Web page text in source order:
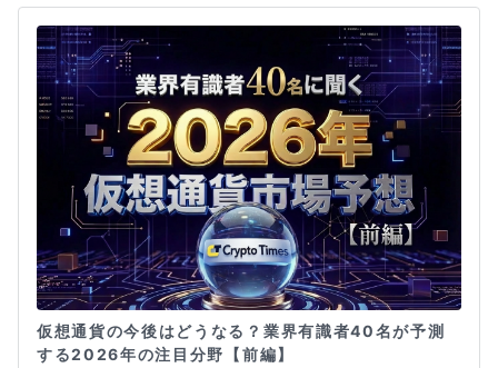
仮想通貨の今後はどうなる？業界有識者40名が予測
する2026年の注目分野【前編】